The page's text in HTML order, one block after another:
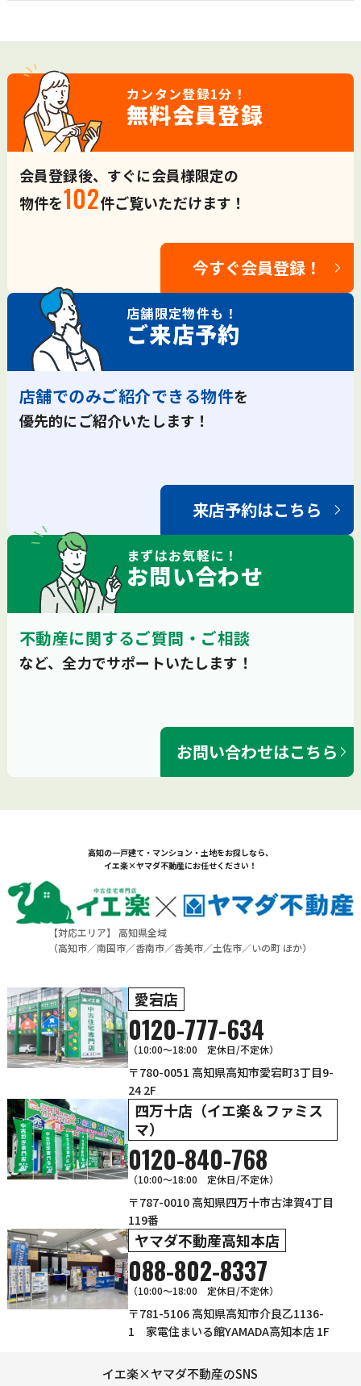
カンタン登録1分！
無料会員登録
会員登録後、すぐに会員様限定の
物件を102件ご覧いただけます！
今すぐ会員登録！
店舗限定物件も！
ご来店予約
店舗でのみご紹介できる物件を
優先的にご紹介いたします！
来店予約はこちら
まずはお気軽に！
お問い合わせ
不動産に関するご質問・ご相談
など、全力でサポートいたします！
お問い合わせはこちら
高知の一戸建て・マンション・土地をお探しなら、
イエ楽×ヤマダ不動産にお任せください！
【対応エリア】 高知県全域
（高知市／南国市／香南市／香美市／土佐市／いの町 ほか）
愛宕店
0120-777-634
（10:00～18:00 定休日/不定休）
〒780-0051 高知県高知市愛宕町3丁目9-
24 2F
四万十店（イエ楽＆ファミス
マ）
0120-840-768
（10:00〜18:00 定休日/不定休）
〒787-0010 高知県四万十市古津賀4丁目
119番
ヤマダ不動産高知本店
088-802-8337
（10:00～18:00 定休日/不定休）
〒781-5106 高知県高知市介良乙1136-
1 家電住まいる館YAMADA高知本店 1F
イエ楽×ヤマダ不動産のSNS